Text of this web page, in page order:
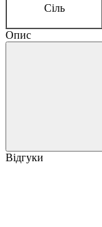
Сіль
Опис
Відгуки